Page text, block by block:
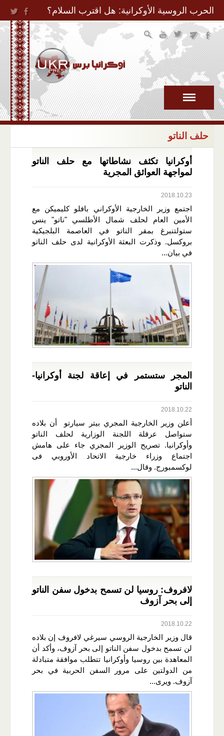
Jump to Navigation
الحرب الروسية الأوكرانية: هل اقترب السلام؟
حلف الناتو
أوكرانيا تكثف نشاطاتها مع حلف الناتو
لمواجهة العوائق المجرية
2018.10.23
اجتمع وزير الخارجية الأوكراني بافلو كليميكن مع
الأمين العام لحلف شمال الأطلسي "ناتو" ينس
ستولتنبرغ بمقر الناتو في العاصمة البلجيكية
بروكسل. وذكرت البعثة الأوكرانية لدى حلف الناتو
في بيان...
المجر ستستمر في إعاقة لجنة أوكرانيا-
الناتو
2018.10.22
أعلن وزير الخارجية المجري بيتر سيارتو أن بلاده
ستواصل عرقلة اللجنة الوزارية لحلف الناتو
وأوكرانيا. تصريح الوزير المجري جاء على هامش
اجتماع وزراء خارجية الاتحاد الأوروبي فى
لوكسمبورج. وقال...
لافروف: روسيا لن تسمح بدخول سفن الناتو
إلى بحر آزوف
2018.10.22
قال وزير الخارجية الروسي سيرغي لافروف إن بلاده
لن تسمح بدخول سفن الناتو إلى بحر آزوف، وأكد أن
المعاهدة بين روسيا وأوكرانيا تتطلب موافقة متبادلة
من الدولتين على مرور السفن الحربية في بحر
آزوف. ويرى...